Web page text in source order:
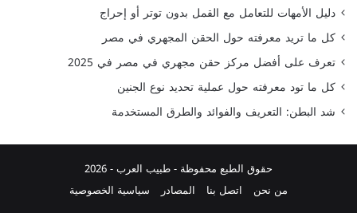
دليل الأمهات للتعامل مع القمل بدون توتر أو إحراج
كل ما تريد معرفته حول الحقن المجهري في مصر
تعرف على أفضل مركز حقن مجهري في مصر في 2025
كل ما تود معرفته حول عملية تحديد نوع الجنين
شد البطن: التعريف والفوائد والطرق المستخدمة
حقوق الطبع محفوظة -طبيب العرب- 2026
من نحن
اتصل بنا المصادر سياسية الخصوصية